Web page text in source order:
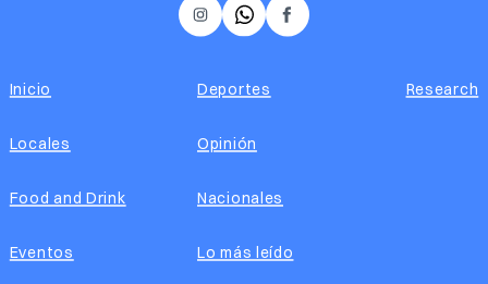
𝕏 Facebook
Instagram
Inicio
Locales
Food and Drink
Eventos
Deportes
Opinión
Nacionales
Lo más leído
Research